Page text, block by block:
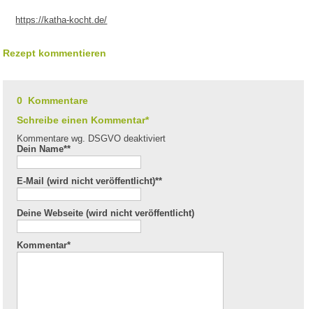
https://katha-kocht.de/
Rezept kommentieren
0 Kommentare
Schreibe einen Kommentar*
Kommentare wg. DSGVO deaktiviert
Dein Name**
E-Mail (wird nicht veröffentlicht)**
Deine Webseite (wird nicht veröffentlicht)
Kommentar*